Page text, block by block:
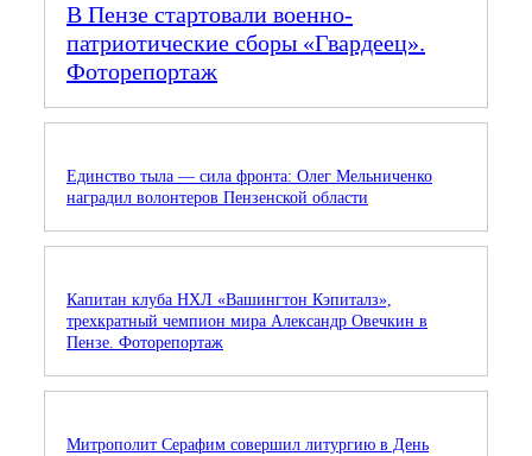
В Пензе стартовали военно-
патриотические сборы «Гвардеец».
Фоторепортаж
Единство тыла — сила фронта: Олег Мельниченко
наградил волонтеров Пензенской области
Капитан клуба НХЛ «Вашингтон Кэпиталз»,
трехкратный чемпион мира Александр Овечкин в
Пензе. Фоторепортаж
Митрополит Серафим совершил литургию в День